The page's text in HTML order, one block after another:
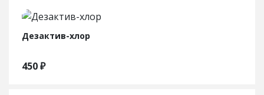
Дезактив-хлор
450₽